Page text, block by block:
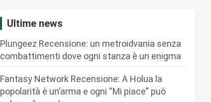
Ultime news
Plungeez Recensione: un metroidvania senza
combattimenti dove ogni stanza è un enigma
Fantasy Network Recensione: A Holua la
popolarità è un’arma e ogni “Mi piace” può